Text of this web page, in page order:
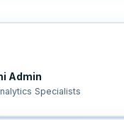
Admin
Specialists